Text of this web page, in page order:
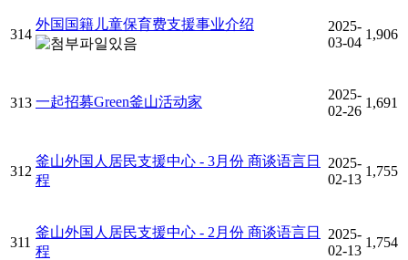
314
外国国籍儿童保育费支援事业介绍
2025-
03-04
1,906
313 一起招募Green釜山活动家
2025-
02-26
1,691
312
釜山外国人居民支援中心 - 3月份 商谈语言日
程
2025-
02-13
1,755
311
釜山外国人居民支援中心 - 2月份 商谈语言日
程
2025-
02-13
1,754